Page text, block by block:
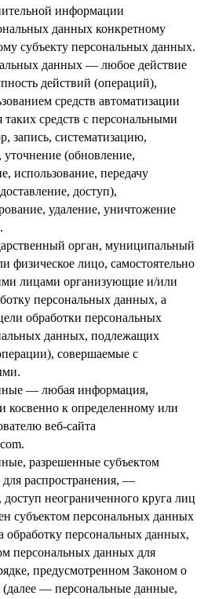
информации
данных конкретному
субъекту персональных данных.
данных — любое действие
действий (операций),
средств автоматизации
таких средств с персональными
запись, систематизацию,
(обновление,
использование, передачу
доступ),
удаление, уничтожение
орган, муниципальный
физическое лицо, самостоятельно
лицами организующие и/или
персональных данных, а
обработки персональных
данных, подлежащих
совершаемые с
— любая информация,
косвенно к определенному или
веб-сайта
разрешенные субъектом
распространения, —
неограниченного круга лиц
субъектом персональных данных
обработку персональных данных,
персональных данных для
предусмотренном Законом о
— персональные данные,